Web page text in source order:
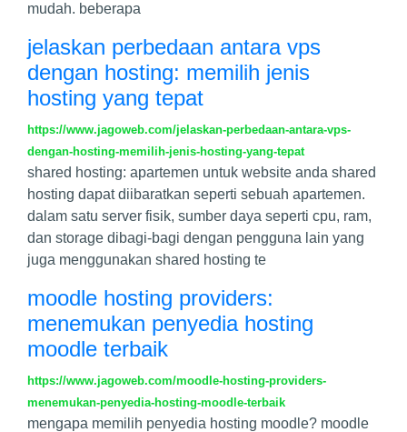
mudah. beberapa
jelaskan perbedaan antara vps
dengan hosting: memilih jenis
hosting yang tepat
https://www.jagoweb.com/jelaskan-perbedaan-antara-vps-
dengan-hosting-memilih-jenis-hosting-yang-tepat
shared hosting: apartemen untuk website anda shared
hosting dapat diibaratkan seperti sebuah apartemen.
dalam satu server fisik, sumber daya seperti cpu, ram,
dan storage dibagi-bagi dengan pengguna lain yang
juga menggunakan shared hosting te
moodle hosting providers:
menemukan penyedia hosting
moodle terbaik
https://www.jagoweb.com/moodle-hosting-providers-
menemukan-penyedia-hosting-moodle-terbaik
mengapa memilih penyedia hosting moodle? moodle